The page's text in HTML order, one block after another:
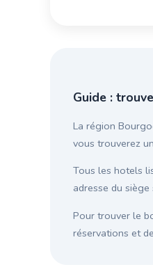
Guide :
La région
vous trouverez
Tous les hotels
adresse du
Pour trouver le
réservations et